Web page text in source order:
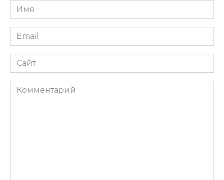
Имя
*
Email
*
Сайт
Комментарий